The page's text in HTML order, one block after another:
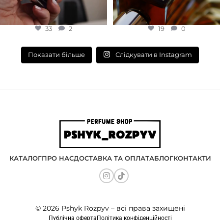
33 2 19 0
Показати більше Слідкувати в Instagram
КАТАЛОГПРО НАСДОСТАВКА ТА ОПЛАТАБЛОГКОНТАКТИ
© 2026 Pshyk Rozpyv – всі права захищені
Публічна оферта Політика конфіденційності